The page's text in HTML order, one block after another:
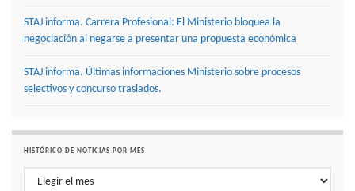
STAJ informa. Carrera Profesional: El Ministerio bloquea la
negociación al negarse a presentar una propuesta económica
STAJ informa. Últimas informaciones Ministerio sobre procesos
selectivos y concurso traslados.
HISTÓRICO DE NOTICIAS POR MES
Histórico de noticias por mes